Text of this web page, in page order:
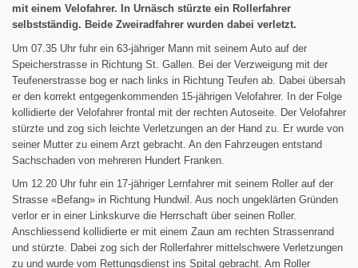
mit einem Velofahrer. In Urnäsch stürzte ein Rollerfahrer
selbstständig. Beide Zweiradfahrer wurden dabei verletzt.
Um 07.35 Uhr fuhr ein 63-jähriger Mann mit seinem Auto auf der
Speicherstrasse in Richtung St. Gallen. Bei der Verzweigung mit der
Teufenerstrasse bog er nach links in Richtung Teufen ab. Dabei übersah
er den korrekt entgegenkommenden 15-jährigen Velofahrer. In der Folge
kollidierte der Velofahrer frontal mit der rechten Autoseite. Der Velofahrer
stürzte und zog sich leichte Verletzungen an der Hand zu. Er wurde von
seiner Mutter zu einem Arzt gebracht. An den Fahrzeugen entstand
Sachschaden von mehreren Hundert Franken.
Um 12.20 Uhr fuhr ein 17-jähriger Lernfahrer mit seinem Roller auf der
Strasse «Befang» in Richtung Hundwil. Aus noch ungeklärten Gründen
verlor er in einer Linkskurve die Herrschaft über seinen Roller.
Anschliessend kollidierte er mit einem Zaun am rechten Strassenrand
und stürzte. Dabei zog sich der Rollerfahrer mittelschwere Verletzungen
zu und wurde vom Rettungsdienst ins Spital gebracht. Am Roller